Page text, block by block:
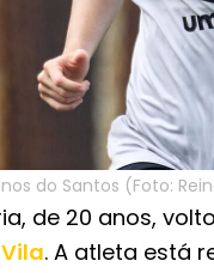
do Santos (Foto:
de 20 anos,
. A atleta está